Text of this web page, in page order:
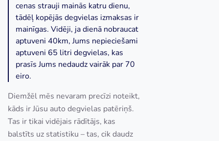
cenas strauji mainās katru dienu,
tādēļ kopējās degvielas izmaksas ir
mainīgas. Vidēji, ja dienā nobraucat
aptuveni 40km, Jums nepieciešami
aptuveni 65 litri degvielas, kas
prasīs Jums nedaudz vairāk par 70
eiro.
Diemžēl mēs nevaram precīzi noteikt,
kāds ir Jūsu auto degvielas patēriņš.
Tas ir tikai vidējais rādītājs, kas
balstīts uz statistiku – tas, cik daudz